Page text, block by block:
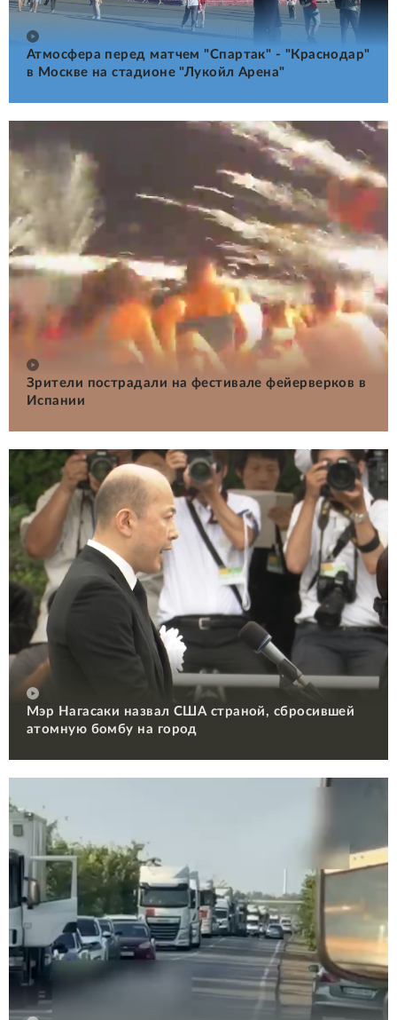
Атмосфера перед матчем "Спартак" - "Краснодар"
в Москве на стадионе "Лукойл Арена"
Зрители пострадали на фестивале фейерверков в
Испании
Мэр Нагасаки назвал США страной, сбросившей
атомную бомбу на город